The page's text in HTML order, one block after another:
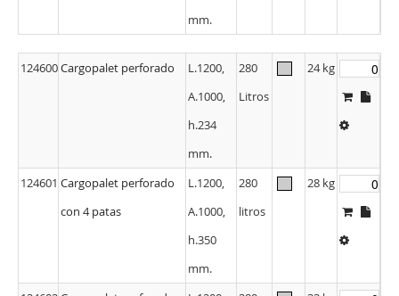
mm.
124600Cargopalet perforado
L.1200,
A.1000,
h.234
mm.
280
Litros
24 kg
124601 Cargopalet perforado
con 4 patas
L.1200,
A.1000,
h.350
mm.
280
litros
28 kg